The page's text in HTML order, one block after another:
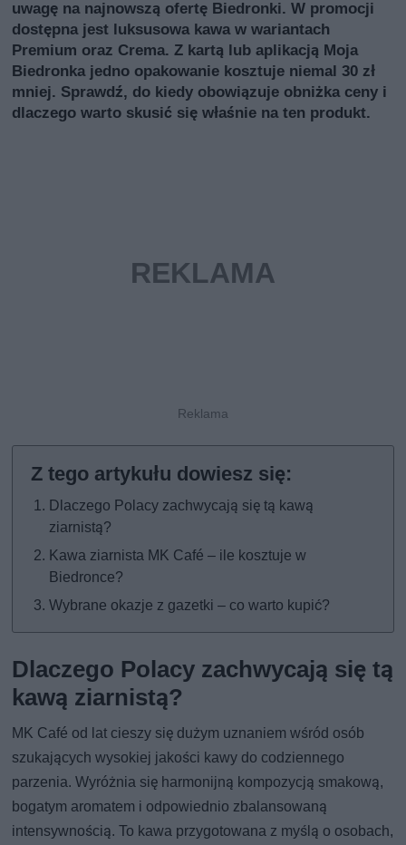
uwagę na najnowszą ofertę Biedronki. W promocji
dostępna jest luksusowa kawa w wariantach
Premium oraz Crema. Z kartą lub aplikacją Moja
Biedronka jedno opakowanie kosztuje niemal 30 zł
mniej. Sprawdź, do kiedy obowiązuje obniżka ceny i
dlaczego warto skusić się właśnie na ten produkt.
Dlaczego Polacy zachwycają się tą kawą
ziarnistą?
Kawa ziarnista MK Café – ile kosztuje w
Biedronce?
Wybrane okazje z gazetki – co warto kupić?
Dlaczego Polacy zachwycają się tą
kawą ziarnistą?
MK Café od lat cieszy się dużym uznaniem wśród osób
szukających wysokiej jakości kawy do codziennego
parzenia. Wyróżnia się harmonijną kompozycją smakową,
bogatym aromatem i odpowiednio zbalansowaną
intensywnością. To kawa przygotowana z myślą o osobach,